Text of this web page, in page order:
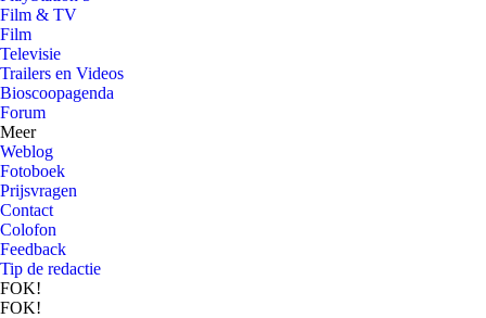
Film & TV
Film
Televisie
Trailers en Videos
Bioscoopagenda
Forum
Meer
Weblog
Fotoboek
Prijsvragen
Contact
Colofon
Feedback
Tip de redactie
FOK!
FOK!